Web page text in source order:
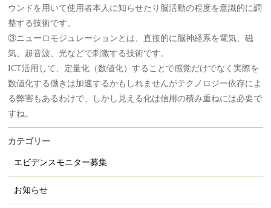
ウンドを用いて使用者本人に知らせたり脳活動の程度を意識的に調
整する技術です。
③ニューロモジュレーションとは、直接的に脳神経系を電気、磁
気、超音波、光などで刺激する技術です。
ICT活用して、定量化（数値化）することで感覚だけでなく実際を
数値化する働きは加速するかもしれませんがテクノロジー依存によ
る弊害もあるわけで、しかし見える化は信用の積み重ねには必要で
すね。
カテゴリー
エビデンスモニター募集
お知らせ